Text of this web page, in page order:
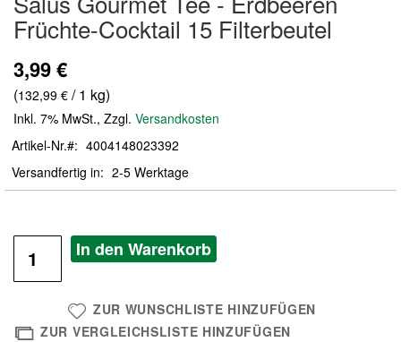
der
Bildergalerie
Früchte-Cocktail 15 Filterbeutel
3,99 €
(132,99 € / 1 kg)
Inkl. 7% MwSt., Zzgl. Versandkosten
Artikel-Nr.
4004148023392
Versandfertig in
2-5 Werktage
In den Warenkorb
ZUR WUNSCHLISTE HINZUFÜGEN
ZUR VERGLEICHSLISTE HINZUFÜGEN